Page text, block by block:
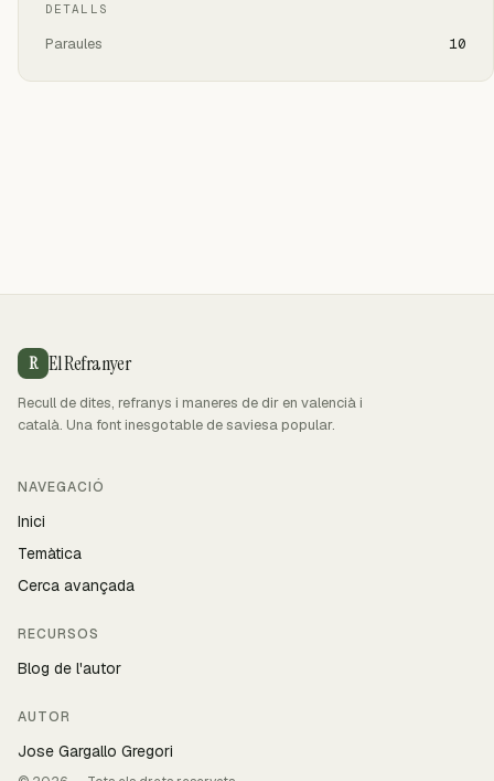
DETALLS
Paraules 10
R El Refranyer
Recull de dites, refranys i maneres de dir en valencià i
català. Una font inesgotable de saviesa popular.
NAVEGACIÓ
Inici
Temàtica
Cerca avançada
RECURSOS
Blog de l'autor
AUTOR
Jose Gargallo Gregori